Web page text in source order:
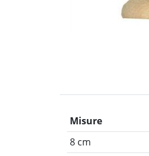
Misure
8 cm